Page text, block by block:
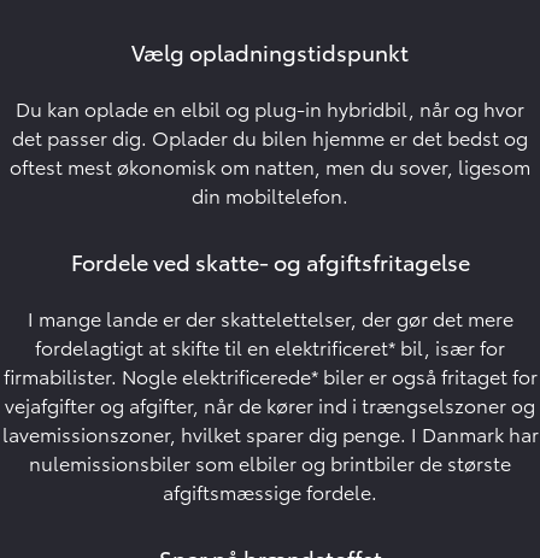
Vælg opladningstidspunkt
Du kan oplade en elbil og plug-in hybridbil, når og hvor
det passer dig. Oplader du bilen hjemme er det bedst og
oftest mest økonomisk om natten, men du sover, ligesom
din mobiltelefon.
Fordele ved skatte- og afgiftsfritagelse
I mange lande er der skattelettelser, der gør det mere
fordelagtigt at skifte til en elektrificeret* bil, især for
firmabilister. Nogle elektrificerede* biler er også fritaget for
vejafgifter og afgifter, når de kører ind i trængselszoner og
lavemissionszoner, hvilket sparer dig penge. I Danmark har
nulemissionsbiler som elbiler og brintbiler de største
afgiftsmæssige fordele.